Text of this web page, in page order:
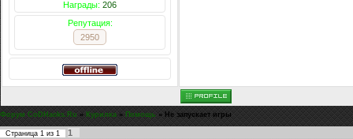
Награды: 206
Репутация:
2950
Форум CoDHacks.Ru » Курилка » Помощь » Не запускает игры
Страница 1 из 1 1